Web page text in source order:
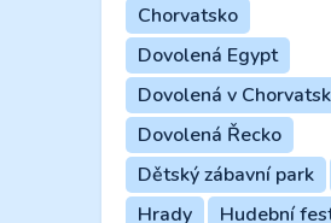
Chorvatsko
Dovolená Egypt
Dovolená v
Dovolená Řecko
Dětský zábavní park
Hrady
Hudební